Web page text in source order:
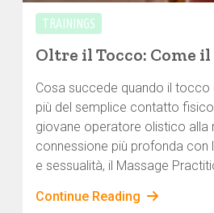
TRAININGS
Cosa succede quando il tocco
più del semplice contatto
giovane operatore olistico alla
connessione più profonda con
e sessualità, il Massage
ridefinito la sua prospettiva
Continue Reading